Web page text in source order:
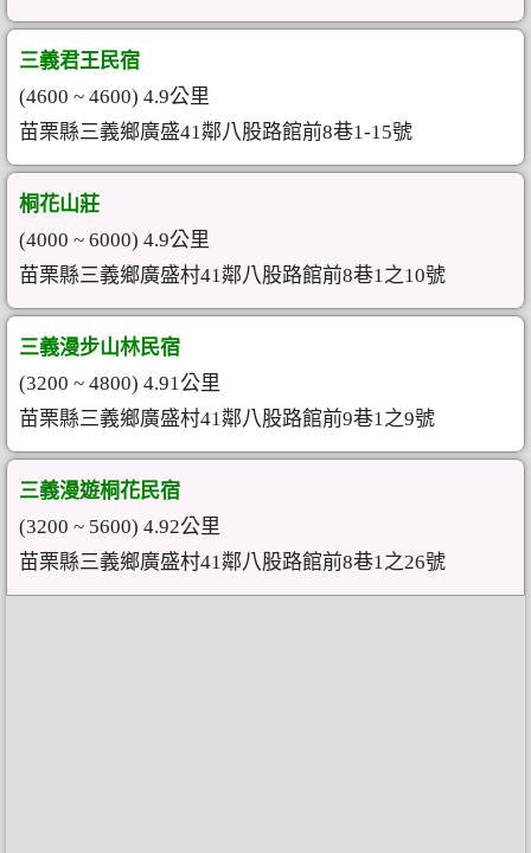
三義君王民宿
(4600 ~ 4600) 4.9公里
苗栗縣三義鄉廣盛41鄰八股路館前8巷1-15號
桐花山莊
(4000 ~ 6000) 4.9公里
苗栗縣三義鄉廣盛村41鄰八股路館前8巷1之10號
三義漫步山林民宿
(3200 ~ 4800) 4.91公里
苗栗縣三義鄉廣盛村41鄰八股路館前9巷1之9號
三義漫遊桐花民宿
(3200 ~ 5600) 4.92公里
苗栗縣三義鄉廣盛村41鄰八股路館前8巷1之26號